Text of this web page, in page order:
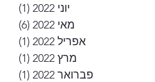
יוני 2022
(1)
מאי 2022
(6)
אפריל 2022
(1)
מרץ 2022
(1)
פברואר 2022
(1)